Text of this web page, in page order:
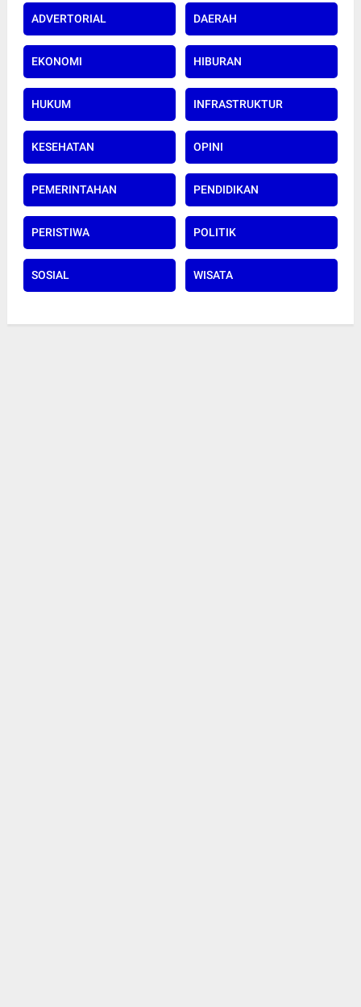
ADVERTORIAL DAERAH
EKONOMI HIBURAN
HUKUM INFRASTRUKTUR
KESEHATAN OPINI
PEMERINTAHAN PENDIDIKAN
PERISTIWA POLITIK
SOSIAL WISATA